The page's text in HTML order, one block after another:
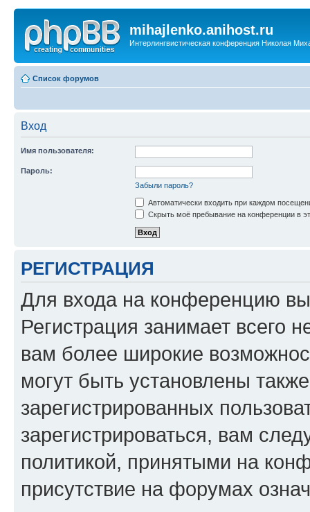
mihajlenko.anihost.ru
Интерлингвистическая конференция Николая
Список форумов
Вход
Имя пользователя:
Пароль:
Забыли пароль?
Автоматически входить при каждом
Скрыть моё пребывание на конференции в
РЕГИСТРАЦИЯ
Для входа на конференцию
Регистрация занимает всего
вам более широкие
могут быть установлены
зарегистрированных
зарегистрироваться, вам
политикой, принятыми на
присутствие на форумах